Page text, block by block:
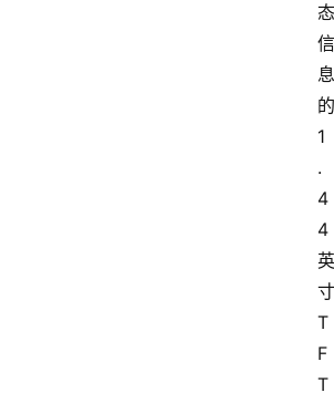
态
信
息
的
1
.
4
4
英
寸
T
F
T